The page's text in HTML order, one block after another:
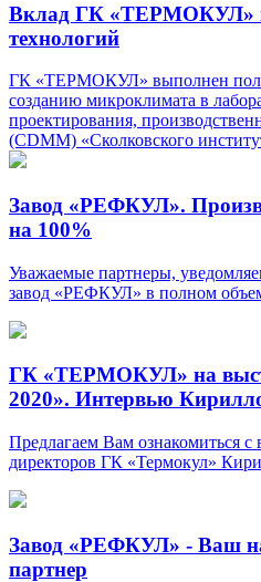
Вклад ГК «ТЕРМОКУЛ»
технологий
ГК «ТЕРМОКУЛ» выполнен
созданию микроклимата в
проектирования,
(СDMM) «Сколковского
Завод «РЕФКУЛ».
на 100%
Уважаемые партнеры,
завод «РЕФКУЛ» в полном
ГК «ТЕРМОКУЛ» на
2020». Интервью
Предлагаем Вам ознакомиться с
директоров ГК «Термокул»
Завод «РЕФКУЛ» - Ваш
партнер